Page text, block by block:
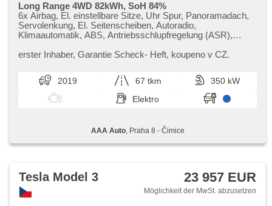
Long Range 4WD 82kWh, SoH 84%
6x Airbag, El. einstellbare Sitze, Uhr Spur, Panoramadach,
Servolenkung, El. Seitenscheiben, Autoradio,
Klimaautomatik, ABS, Antriebsschlupfregelung (ASR),
Elektronisches Stabilitätsprogramm (ESP),
Scheibenwischersensor, Reifendrucksensor, USB,
Automatikgetriebe, Antrieb 4x4
erster Inhaber,​ Garantie Scheck​- Heft,​ koupeno v CZ.
2019 67 tkm
350 kW
Elektro
AAA Auto, Praha 8 - Čimice
Tesla Model 3 23 957 EUR
Möglichkeit der MwSt. abzusetzen